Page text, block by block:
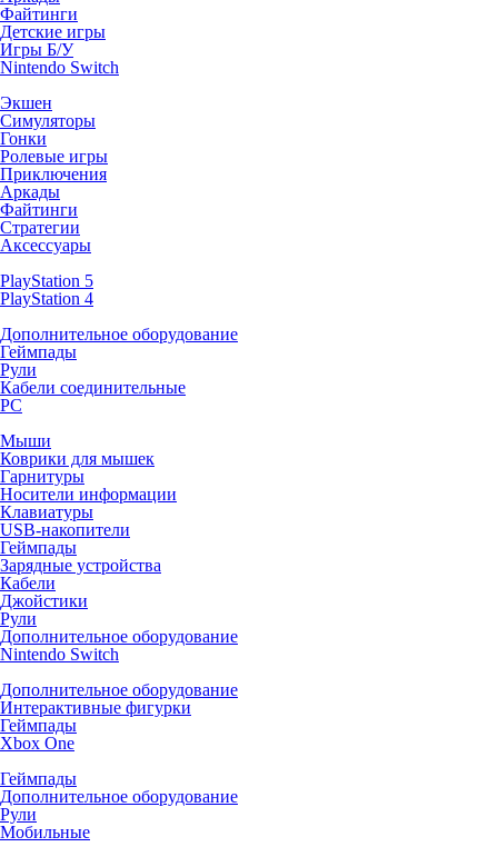
Файтинги
Детские игры
Игры Б/У
Nintendo Switch
Экшен
Симуляторы
Гонки
Ролевые игры
Приключения
Аркады
Файтинги
Стратегии
Аксессуары
PlayStation 5
PlayStation 4
Дополнительное оборудование
Геймпады
Рули
Кабели соединительные
PC
Мыши
Коврики для мышек
Гарнитуры
Носители информации
Клавиатуры
USB-накопители
Геймпады
Зарядные устройства
Кабели
Джойстики
Рули
Дополнительное оборудование
Nintendo Switch
Дополнительное оборудование
Интерактивные фигурки
Геймпады
Xbox One
Геймпады
Дополнительное оборудование
Рули
Мобильные